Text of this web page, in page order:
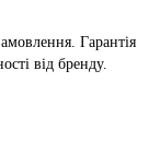
Гарантія
від бренду.